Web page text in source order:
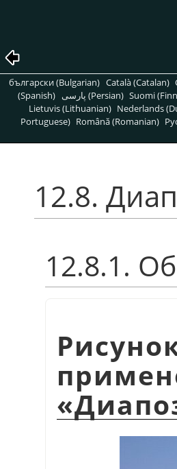
български (Bulgarian) Català (Catalan)
(Spanish)
پارسی (Persian) Suomi
Lietuvis (Lithuanian) Nederlands
Portuguese) Română (Romanian)
12.8.
12.8.1.
«